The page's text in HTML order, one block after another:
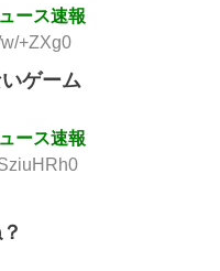
ース速報
+ZXg0
ゲーム
ース速報